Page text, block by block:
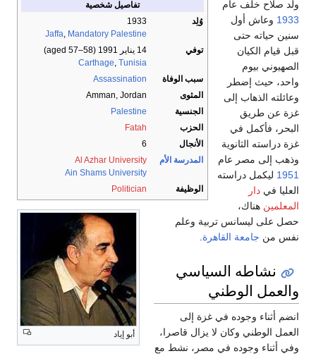
تفاصيل شخصية
وُلِد
1933
Jaffa, Mandatory Palestine
توفي
14 يناير 1991
(aged 57–58)
Carthage, Tunisia
سبب الوفاة
Assassination
المثوى
Amman, Jordan
الجنسية
Palestine
الحزب
Fatah
الأنجال
6
المدرسة الأم
Al Azhar University
Ain Shams University
الوظيفة
Politician
أبو إياد
ولد صلاح خلف عام
1933 وعاش أول
سنين حياته حتى
قبل قيام الكيان
الصهيوني بيوم
واحد، حيث إضطر
وعائلته الذهاب إلى
غزة عن طريق
البحر، فأكمل في
غزة دراسته الثانوية
وذهب إلى مصر عام
1951 ليكمل دراسته
العليا في دار
المعلمين هناك،
حصل على ليسانس تربية وعلم
نفس من جامعة القاهرة.
نشاطه السياسي
والعمل الوطني
انضم أثناء وجوده في غزة إلى
العمل الوطني وكان لا يزال قاصرا،
وفي أثناء وجوده في مصر، نشط مع